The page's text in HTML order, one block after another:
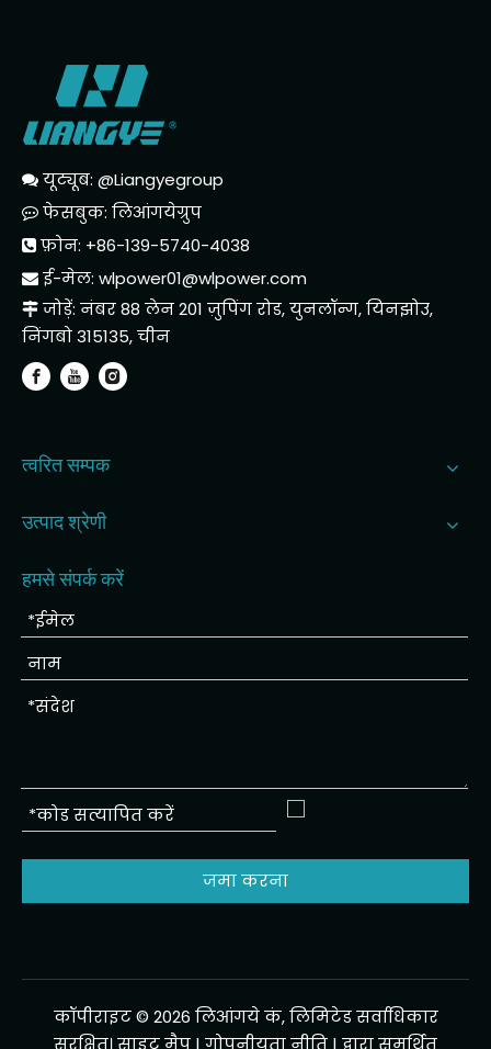
 यूट्यूब: @Liangyegroup
 फेसबुक: लिआंगयेग्रुप
 फ़ोन: +86-139-5740-4038
 ई-मेल: wlpower01@wlpower.com
 जोड़ें: नंबर 88 लेन 201 ज़ुपिंग रोड, युनलॉन्ग, यिनझोउ,
निंगबो 315135, चीन
त्वरित सम्पक
उत्पाद श्रेणी
हमसे संपर्क करें
जमा करना
कॉपीराइट © 2026 लिआंगये कं, लिमिटेड सर्वाधिकार
सुरक्षित।साइट मैप | गोपनीयता नीति | द्वारा समर्थित